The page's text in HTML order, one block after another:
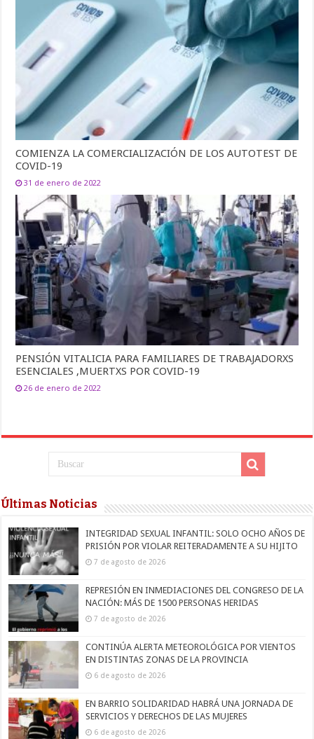
COMIENZA LA COMERCIALIZACIÓN DE LOS AUTOTEST DE
COVID-19
31 de enero de 2022
PENSIÓN VITALICIA PARA FAMILIARES DE TRABAJADORXS
ESENCIALES ,MUERTXS POR COVID-19
26 de enero de 2022
Últimas Noticias
INTEGRIDAD SEXUAL INFANTIL: SOLO OCHO AÑOS DE
PRISIÓN POR VIOLAR REITERADAMENTE A SU HIJITO
7 de agosto de 2026
REPRESIÓN EN INMEDIACIONES DEL CONGRESO DE LA
NACIÓN: MÁS DE 1500 PERSONAS HERIDAS
7 de agosto de 2026
CONTINÚA ALERTA METEOROLÓGICA POR VIENTOS
EN DISTINTAS ZONAS DE LA PROVINCIA
6 de agosto de 2026
EN BARRIO SOLIDARIDAD HABRÁ UNA JORNADA DE
SERVICIOS Y DERECHOS DE LAS MUJERES
6 de agosto de 2026